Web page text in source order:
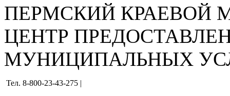
ПЕРМСКИЙ КРАЕВОЙ
ЦЕНТР
МУНИЦИПАЛЬНЫХ
Тел. 8-800-23-43-275 |